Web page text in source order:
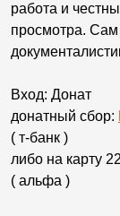
работа и
просмотра.
Вход: Донат
донатный сбор:
( т-банк )
либо на карту
( альфа )